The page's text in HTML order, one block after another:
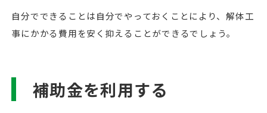
自分でできることは自分でやっておくことにより、解体工
事にかかる費用を安く抑えることができるでしょう。
補助金を利用する